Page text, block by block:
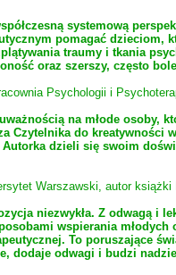
systemową
pomagać dzieciom,
traumy i tkania
oraz szerszy, często
Psychologii i
na młode osoby,
Czytelnika do
dzieli się swoim
Warszawski, autor
niezwykła. Z odwagą i
wspierania
To poruszające
dodaje odwagi i budzi